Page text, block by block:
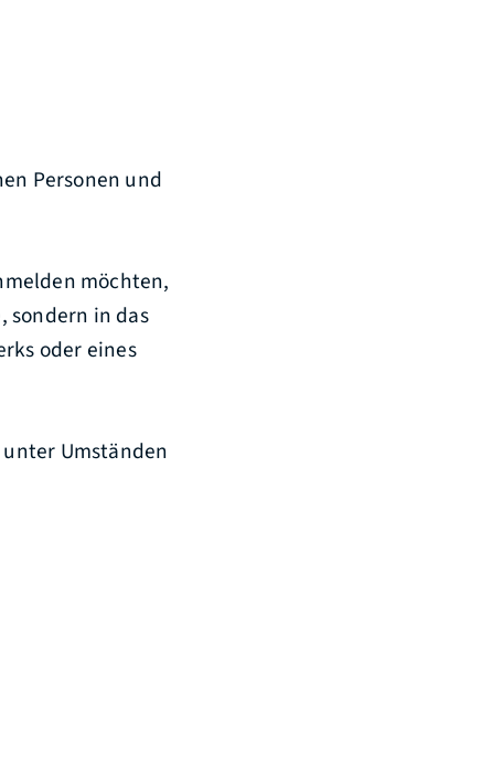
Personen und
möchten,
sondern in das
oder eines
Umständen